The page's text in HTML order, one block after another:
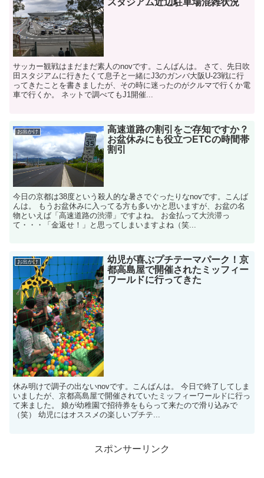
スタジアム近辺駐車場混雑状況
サッカー観戦はまだまだ素人のnovです。こんばんは。 さて、先日吹
田スタジアムに行きたくて息子と一緒にJ3のガンバ大阪U-23戦に行
ってきたことを書きましたが、その時に迷ったのがクルマで行くか電
車で行くか。 ネットで調べてもJ1開催...
お出かけ
高速道路の割引をご存知ですか？
お盆休みにも役立つETCの時間帯
割引
今日の京都は38度という殺人的な暑さでぐったりなnovです。こんば
んは。 もうお盆休みに入ってる方も多いかと思いますが、お盆の名
物といえば「高速道路の渋滞」ですよね。 お金払って大渋滞っ
て・・・「金返せ！」と思ってしまいますよね（笑...
お出かけ
幼児が喜ぶプチテーマパーク！京
都高島屋で開催されたミッフィー
ワールドに行ってきた
休み明けで調子の出ないnovです。こんばんは。 今日で終了してしま
いましたが、京都高島屋で開催されていたミッフィーワールドに行っ
て来ました。 娘が幼稚園で招待券をもらって来たので滑り込みで
（笑） 幼児にはオススメの楽しいプチテ...
スポンサーリンク